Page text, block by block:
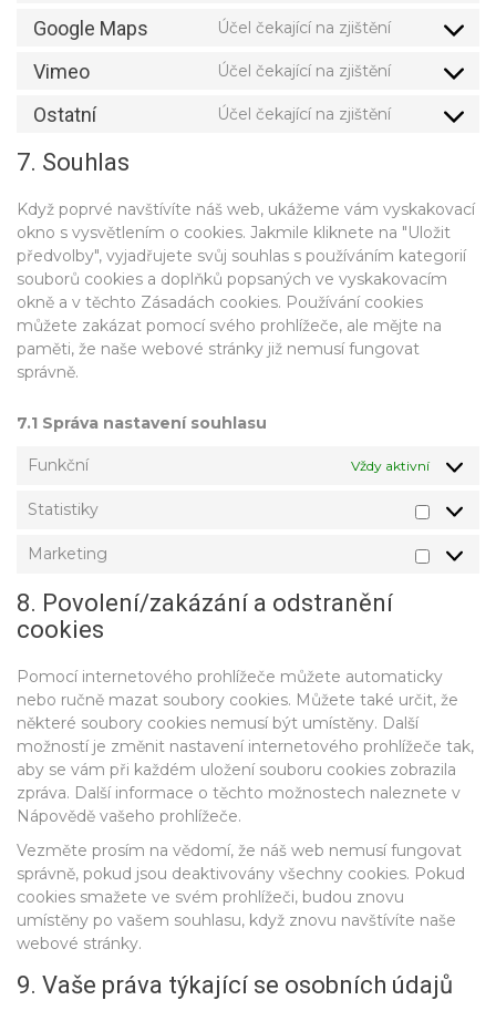
service
Google Maps Účel čekající na zjištění
Consent
service
Vimeo Účel čekající na zjištění
Consent
service
Ostatní Účel čekající na zjištění
Consent
7. Souhlas
Když poprvé navštívíte náš web, ukážeme vám vyskakovací
okno s vysvětlením o cookies. Jakmile kliknete na "Uložit
předvolby", vyjadřujete svůj souhlas s používáním kategorií
souborů cookies a doplňků popsaných ve vyskakovacím
okně a v těchto Zásadách cookies. Používání cookies
můžete zakázat pomocí svého prohlížeče, ale mějte na
paměti, že naše webové stránky již nemusí fungovat
správně.
7.1 Správa nastavení souhlasu
Funkční Vždy aktivní
Statistiky Statistiky
Marketing Marketing
8. Povolení/zakázání a odstranění
cookies
Pomocí internetového prohlížeče můžete automaticky
nebo ručně mazat soubory cookies. Můžete také určit, že
některé soubory cookies nemusí být umístěny. Další
možností je změnit nastavení internetového prohlížeče tak,
aby se vám při každém uložení souboru cookies zobrazila
zpráva. Další informace o těchto možnostech naleznete v
Nápovědě vašeho prohlížeče.
Vezměte prosím na vědomí, že náš web nemusí fungovat
správně, pokud jsou deaktivovány všechny cookies. Pokud
cookies smažete ve svém prohlížeči, budou znovu
umístěny po vašem souhlasu, když znovu navštívíte naše
webové stránky.
9. Vaše práva týkající se osobních údajů